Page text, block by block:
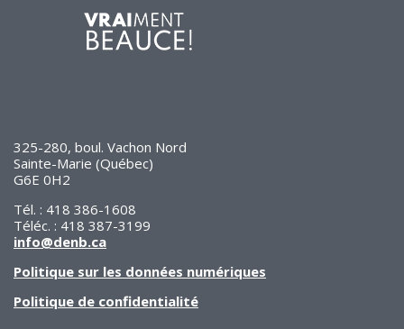
325-280, boul. Vachon Nord
Sainte-Marie (Québec)
G6E 0H2
Tél. : 418 386-1608
Téléc. : 418 387-3199
info@denb.ca
Politique sur les données numériques
Politique de confidentialité